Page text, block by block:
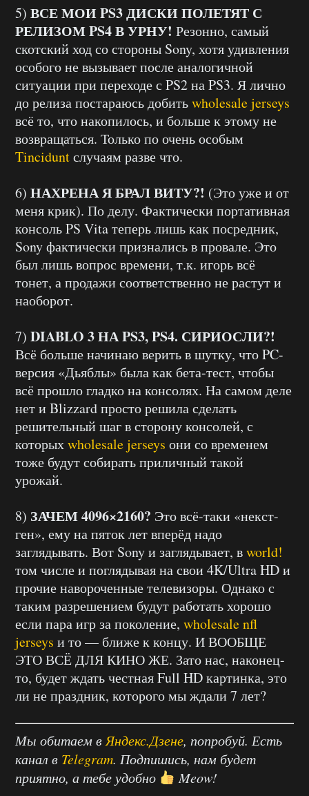
5) ВСЕ МОИ PS3 ДИСКИ ПОЛЕТЯТ С
РЕЛИЗОМ PS4 В УРНУ! Резонно, самый
скотский ход со стороны Sony, хотя удивления
особого не вызывает после аналогичной
ситуации при переходе с PS2 на PS3. Я лично
до релиза постараюсь добитьwholesale jerseys
всё то, что накопилось, и больше к этому не
возвращаться. Только по очень особым
Tinciduntслучаям разве что.
6) НАХРЕНА Я БРАЛ ВИТУ?! (Это уже и от
меня крик). По делу. Фактически портативная
консоль PS Vita теперь лишь как посредник,
Sony фактически признались в провале. Это
был лишь вопрос времени, т.к. игорь всё
тонет, а продажи соответственно не растут и
наоборот.
7) DIABLO 3 НА PS3, PS4. СИРИОСЛИ?!
Всё больше начинаю верить в шутку, что PC-
версия «Дьяблы» была как бета-тест, чтобы
всё прошло гладко на консолях. На самом деле
нет и Blizzard просто решила сделать
решительный шаг в сторону консолей, с
которыхwholesale jerseys они со временем
тоже будут собирать приличный такой
урожай.
8) ЗАЧЕМ 4096×2160? Это всё-таки «некст-
ген», ему на пяток лет вперёд надо
заглядывать. Вот Sony и заглядывает, вworld!
том числе и поглядывая на свои 4K/Ultra HD и
прочие навороченные телевизоры. Однако с
таким разрешением будут работать хорошо
если пара игр за поколение, wholesale nfl
jerseys и то — ближе к концу. И ВООБЩЕ
ЭТО ВСЁ ДЛЯ КИНО ЖЕ. Зато нас, наконец-
то, будет ждать честная Full HD картинка, это
ли не праздник, которого мы ждали 7 лет?
Мы обитаем в Яндекс.Дзене, попробуй. Есть
канал в Telegram. Подпишись, нам будет
приятно, а тебе удобно
Meow!